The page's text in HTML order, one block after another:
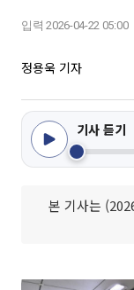
입력 2026-04-22 05:00
정용욱 기자
기사 듣기
본 기사는